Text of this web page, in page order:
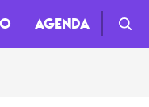
AGENDA